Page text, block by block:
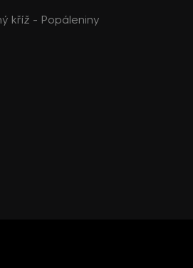
kříž - Popáleniny